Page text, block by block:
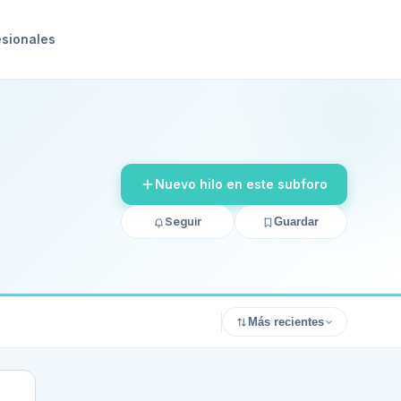
Nuevo hilo en este subforo
Seguir Guardar
Más recientes